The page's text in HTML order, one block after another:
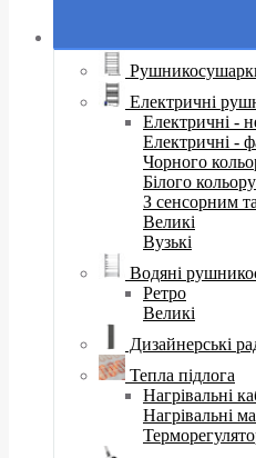
Електричні
Електричні -
Електричні -
Чорного
Білого кольору
З сенсорним
Великі
Вузькі
Водяні
Ретро
Великі
Дизайнерські
Тепла підлога
Нагрівальні
Нагрівальні